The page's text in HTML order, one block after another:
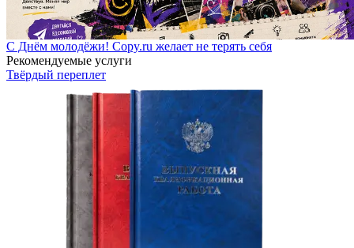
С Днём молодёжи! Copy.ru желает не терять себя
Рекомендуемые услуги
Твёрдый переплет